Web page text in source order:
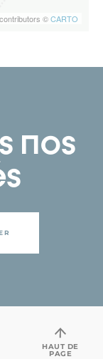
contributors ©CARTO
nos
HAUT DE
PAGE